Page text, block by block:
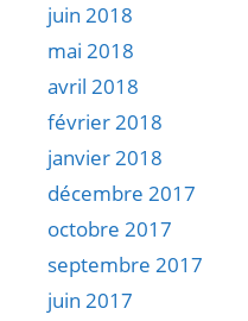
juin 2018
mai 2018
avril 2018
février 2018
janvier 2018
décembre 2017
octobre 2017
septembre 2017
juin 2017